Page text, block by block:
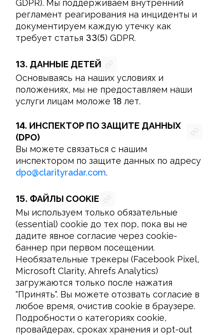
GDPR). Мы поддерживаем внутренний
регламент реагирования на инциденты и
документируем каждую утечку как
требует статья 33(5) GDPR.
13. ДАННЫЕ ДЕТЕЙ
Основываясь на наших условиях и
положениях, мы не предоставляем наши
услуги лицам моложе 18 лет.
14. ИНСПЕКТОР ПО ЗАЩИТЕ ДАННЫХ
(DPO)
Вы можете связаться с нашим
dpo@clarityradar.com.
15. ФАЙЛЫ COOKIE
Мы используем только обязательные
(essential) cookie до тех пор, пока вы не
дадите явное согласие через cookie-
баннер при первом посещении.
Необязательные трекеры (Facebook Pixel,
Microsoft Clarity, Ahrefs Analytics)
загружаются только после нажатия
"Принять". Вы можете отозвать согласие в
любое время, очистив cookie в браузере.
Подробности о категориях cookie,
провайдерах, сроках хранения и opt-out